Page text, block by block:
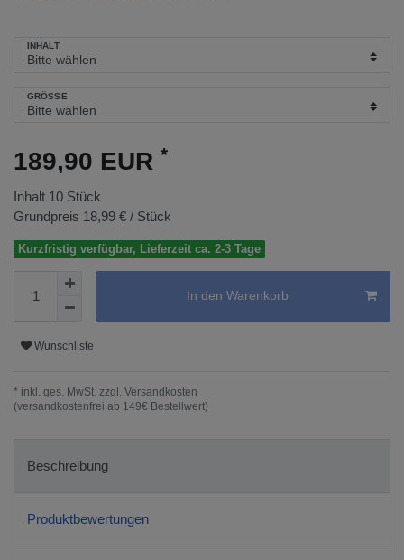
INHALT
GRÖSSE
189,90 EUR *
Inhalt 10 Stück
Grundpreis 18,99 € / Stück
Kurzfristig verfügbar, Lieferzeit ca. 2-3 Tage
In den Warenkorb
Wunschliste
* inkl. ges. MwSt. zzgl. Versandkosten
(versandkostenfrei ab 149€ Bestellwert)
Beschreibung
Produktbewertungen